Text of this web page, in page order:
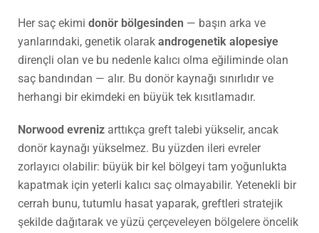
Her saç ekimi donör bölgesinden — başın arka ve
yanlarındaki, genetik olarak androgenetik alopesiye
dirençli olan ve bu nedenle kalıcı olma eğiliminde olan
saç bandından — alır. Bu donör kaynağı sınırlıdır ve
herhangi bir ekimdeki en büyük tek kısıtlamadır.
Norwood evreniz arttıkça greft talebi yükselir, ancak
donör kaynağı yükselmez. Bu yüzden ileri evreler
zorlayıcı olabilir: büyük bir kel bölgeyi tam yoğunlukta
kapatmak için yeterli kalıcı saç olmayabilir. Yetenekli bir
cerrah bunu, tutumlu hasat yaparak, greftleri stratejik
şekilde dağıtarak ve yüzü çerçeveleyen bölgelere öncelik